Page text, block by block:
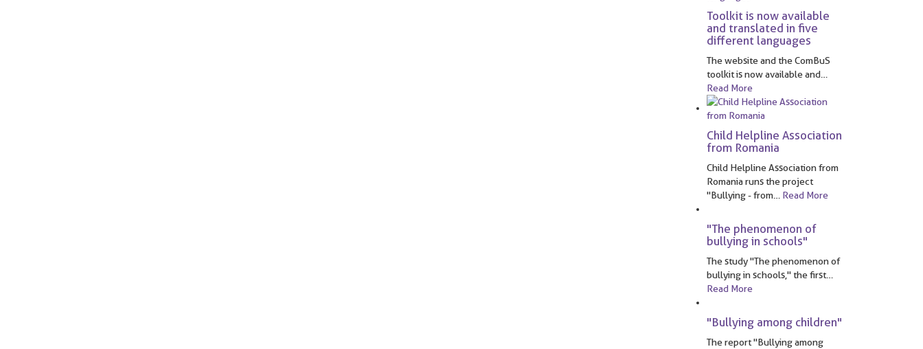
Toolkit is now available
and translated in five
different languages
The website and the ComBuS
toolkit is now available and…
Read More
Child Helpline Association
from Romania
Child Helpline Association from
Romania runs the project
"Bullying - from… Read More
"The phenomenon of
bullying in schools"
The study "The phenomenon of
bullying in schools," the first…
Read More
"Bullying among children"
The report "Bullying among